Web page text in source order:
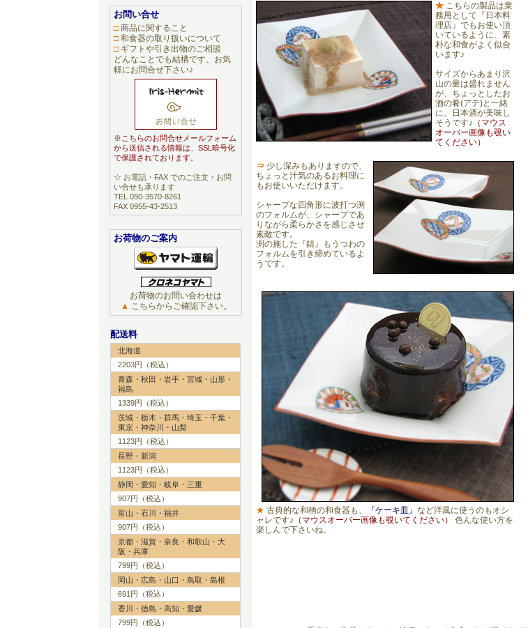
★ こちらの製品は業
務用として『日本料
理店』でもお使い頂
いているように、素
朴な和食がよく似合
います♪
サイズからあまり沢
山の量は盛れません
が、ちょっとしたお
酒の肴(アテ)と一緒
に、日本酒が美味し
そうです♪ （マウス
オーバー画像も覗い
てください）
⇒ 少し深みもありますので、
ちょっと汁気のあるお料理に
もお使いいただけます。
シャープな四角形に波打つ渕
のフォルムが、シャープであ
りながら柔らかさを感じさせ
素敵です。
渕の施した『錆』もうつわの
フォルムを引き締めているよ
うです。
★ 古典的な和柄の和食器も、 『ケーキ皿』 など洋風に使うのもオシ
ャレです♪ （マウスオーバー画像も覗いてください）
色んな使い方を
楽しんで下さいね。
お問い合せ
□商品に関すること
□和食器の取り扱いについて
□ギフトや引き出物のご相談
どんなことでも結構です、お気
軽にお問合せ下さい♪
※こちらのお問合せメールフォーム
から送信される情報は、SSL暗号化
で保護されております。
☆ お電話・FAX でのご注文・お問
い合せも承ります
TEL 090-3570-8261
FAX 0955-43-2513
お荷物のご案内
お荷物のお問い合わせは
▲ こちらからご確認下さい。
配送料
北海道
2203円（税込）
青森・秋田・岩手・宮城・山形・
福島
1339円（税込）
茨城・栃木・群馬・埼玉・千葉・
東京・神奈川・山梨
1123円（税込）
長野・新潟
1123円（税込）
静岡・愛知・岐阜・三重
907円（税込）
富山・石川・福井
907円（税込）
京都・滋賀・奈良・和歌山・大
阪・兵庫
799円（税込）
岡山・広島・山口・鳥取・島根
691円（税込）
香川・徳島・高知・愛媛
799円（税込）